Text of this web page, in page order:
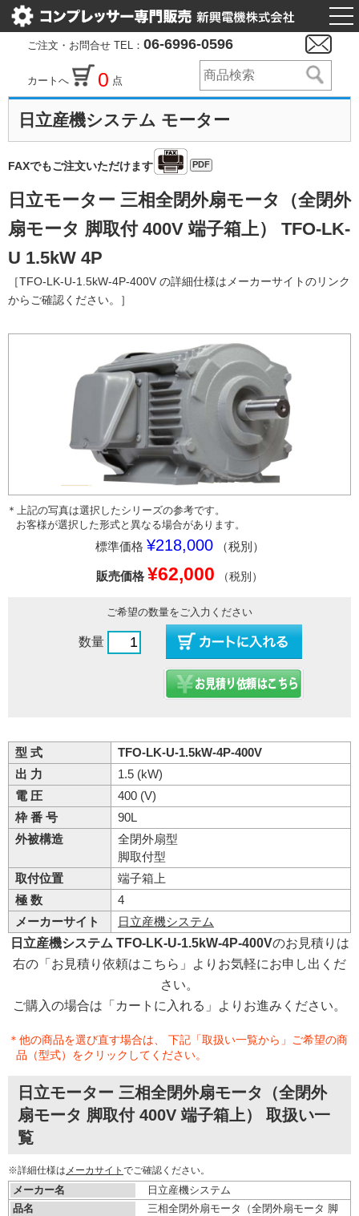
ご注文・お問合せ TEL： 06-6996-0596
カートへ 0 点
日立産機システム モーター
FAXでもご注文いただけます PDF
日立モーター 三相全閉外扇モータ（全閉外
扇モータ 脚取付 400V 端子箱上） TFO-LK-
U 1.5kW 4P
［TFO-LK-U-1.5kW-4P-400V の詳細仕様はメーカーサイトのリンク
からご確認ください。］
＊上記の写真は選択したシリーズの参考です。
お客様が選択した形式と異なる場合があります。
標準価格 ¥218,000 （税別）
販売価格 ¥62,000 （税別）
ご希望の数量をご入力ください
数量
型 式
TFO-LK-U-1.5kW-4P-400V
出 力
1.5 (kW)
電 圧
400 (V)
枠 番 号
90L
外被構造
全閉外扇型
脚取付型
取付位置
端子箱上
極 数
4
メーカーサイト
日立産機システム
日立産機システム TFO-LK-U-1.5kW-4P-400Vのお見積りは
右の「お見積り依頼はこちら」よりお気軽にお申し出くだ
さい。
ご購入の場合は「カートに入れる」よりお進みください。
＊他の商品を選び直す場合は、 下記「取扱い一覧から」ご希望の商
品（型式）をクリックしてください。
日立モーター 三相全閉外扇モータ（全閉外
扇モータ 脚取付 400V 端子箱上） 取扱い一
覧
※詳細仕様は メーカサイト でご確認ください。
メーカー名
日立産機システム
品名
三相全閉外扇モータ（全閉外扇モータ 脚